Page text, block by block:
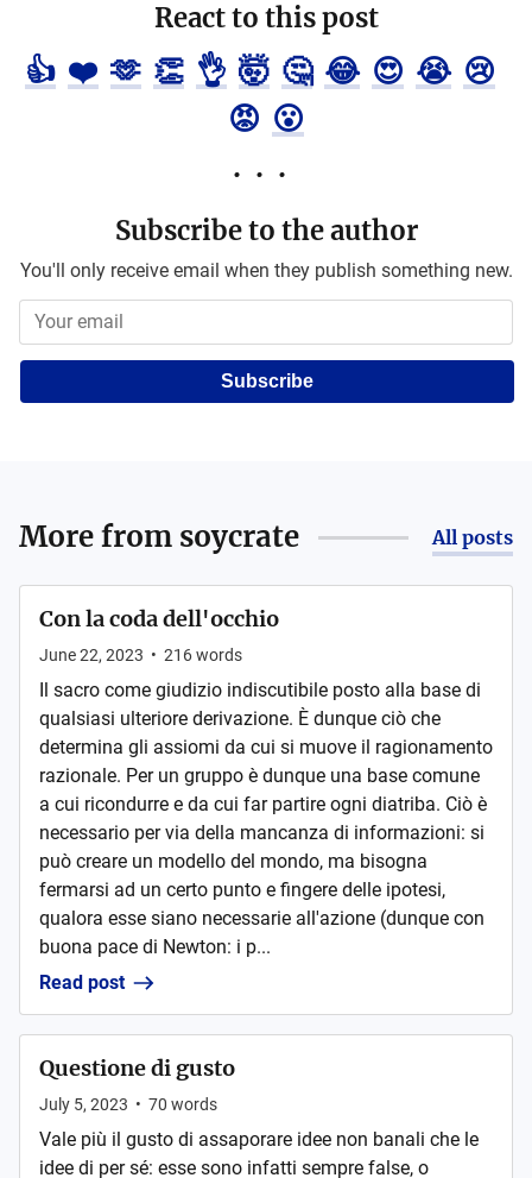
React to this post
👍 ❤️ 🫶 👏 👌 🤯 🤔 😂 😍 😭 😢
😡 😮
Subscribe to the author
You'll only receive email when they publish something new.
Subscribe
More from soycrate All posts
Con la coda dell'occhio
June 22, 2023 • 216words
Il sacro come giudizio indiscutibile posto alla base di
qualsiasi ulteriore derivazione. È dunque ciò che
determina gli assiomi da cui si muove il ragionamento
razionale. Per un gruppo è dunque una base comune
a cui ricondurre e da cui far partire ogni diatriba. Ciò è
necessario per via della mancanza di informazioni: si
può creare un modello del mondo, ma bisogna
fermarsi ad un certo punto e fingere delle ipotesi,
qualora esse siano necessarie all'azione (dunque con
buona pace di Newton: i p...
Read post
Questione di gusto
July 5, 2023 • 70 words
Vale più il gusto di assaporare idee non banali che le
idee di per sé: esse sono infatti sempre false, o